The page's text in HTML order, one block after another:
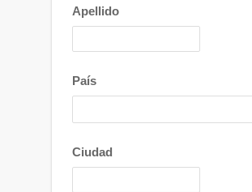
Apellido
País
Ciudad